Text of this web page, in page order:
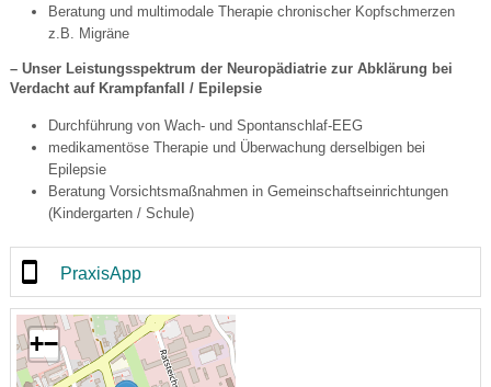
Beratung und multimodale Therapie chronischer Kopf­schmerzen
z.B. Migräne
– Unser Leistungsspektrum der Neuro­pädiatrie zur Abklärung bei
Verdacht auf Krampfanfall / Epilepsie
Durchführung von Wach- und Spontanschlaf-EEG
medikamentöse Therapie und Überwachung derselbigen bei
Epilepsie
Beratung Vorsichtsmaßnahmen in Gemeinschaftsein­richtungen
(Kindergarten / Schule)
PraxisApp
+−